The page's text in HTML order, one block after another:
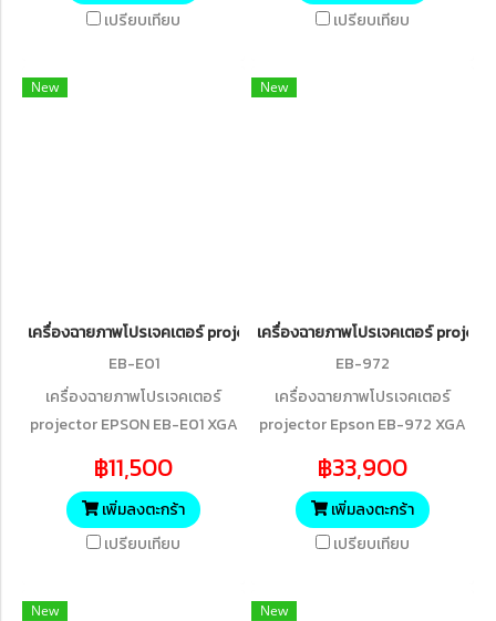
เปรียบเทียบ
เปรียบเทียบ
New
เครื่องฉายภาพโปรเจคเตอร์ projector EPSON EB-E01 XGA 3LCD
EB-E01
เครื่องฉายภาพโปรเจคเตอร์
projector EPSON EB-E01 XGA
3LCD Projector (3,300
lumens)
฿11,500
เพิ่มลงตะกร้า
เปรียบเทียบ
New
เครื่องฉายภาพโปรเจคเตอร์
EB-972
เครื่องฉายภาพโปรเจคเตอร์
projector Epson EB-972 XGA
3LCD Projector (4,100
lumens)
฿33,900
เพิ่มลงตะกร้า
เปรียบเทียบ
New New